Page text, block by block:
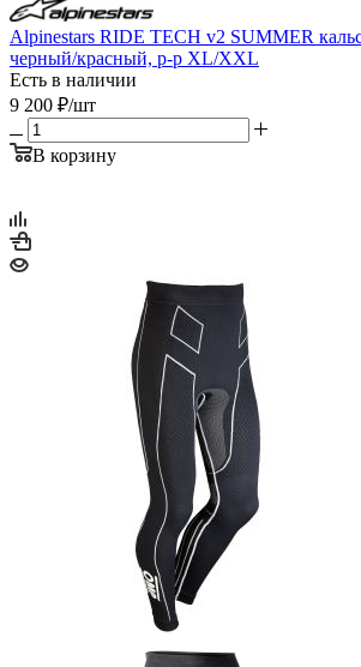
Alpinestars RIDE TECH v2 SUMMER
черный/красный, р-р XL/XXL
Есть в наличии
9 200 ₽/шт
В корзину